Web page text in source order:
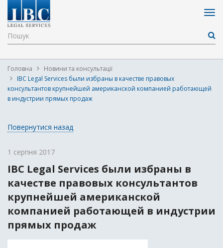
Головна
Новини та консультації
IBC Legal Services были избраны в качестве правовых
консультантов крупнейшей американской компанией работающей
в индустрии прямых продаж
Повернутися назад
1 серпня 2017
IBC Legal Services были избраны в
качестве правовых консультантов
крупнейшей американской
компанией работающей в индустрии
прямых продаж